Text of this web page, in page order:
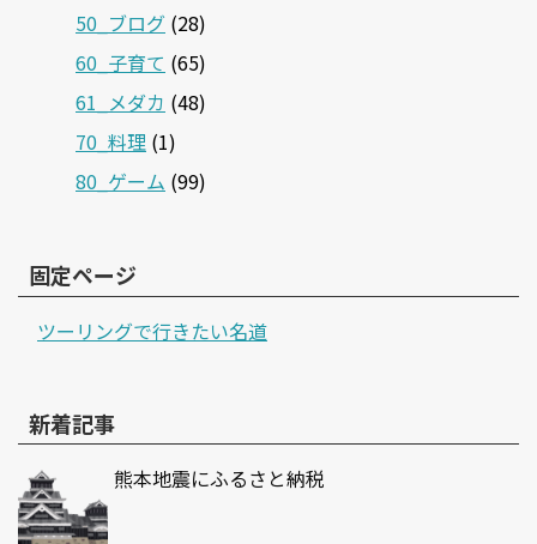
50_ブログ (28)
60_子育て (65)
61_メダカ (48)
70_料理 (1)
80_ゲーム (99)
固定ページ
ツーリングで行きたい名道
新着記事
熊本地震にふるさと納税